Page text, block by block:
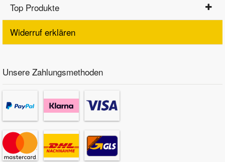
Top Produkte
Widerruf erklären
Unsere Zahlungsmethoden